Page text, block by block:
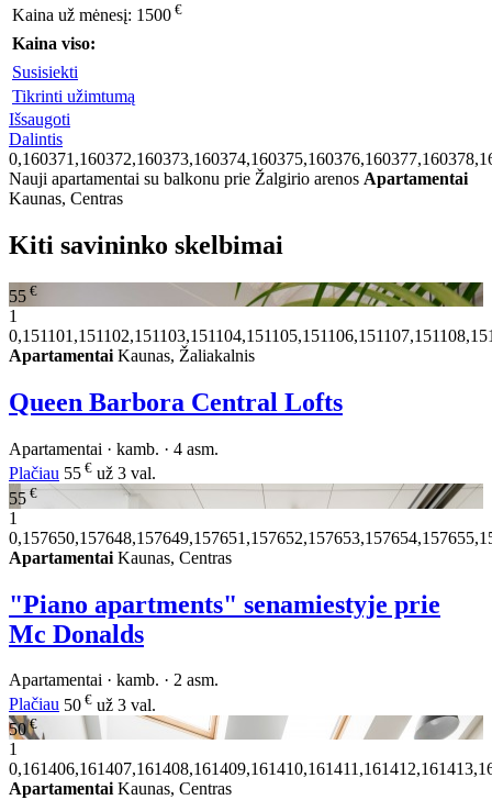
Kaina už mėnesį: 1500 €
Kaina viso:
Susisiekti
Tikrinti užimtumą
Išsaugoti
Dalintis
Nauji apartamentai su balkonu prie Žalgirio arenos Apartamentai
Kaunas, Centras
Kiti savininko skelbimai
55 €
1
Apartamentai Kaunas, Žaliakalnis
Queen Barbora Central Lofts
Apartamentai · kamb. · 4 asm.
Plačiau 55 € už 3 val.
55 €
1
Apartamentai Kaunas, Centras
"Piano apartments" senamiestyje prie
Mc Donalds
Apartamentai · kamb. · 2 asm.
Plačiau 50 € už 3 val.
50€
1
Apartamentai Kaunas, Centras